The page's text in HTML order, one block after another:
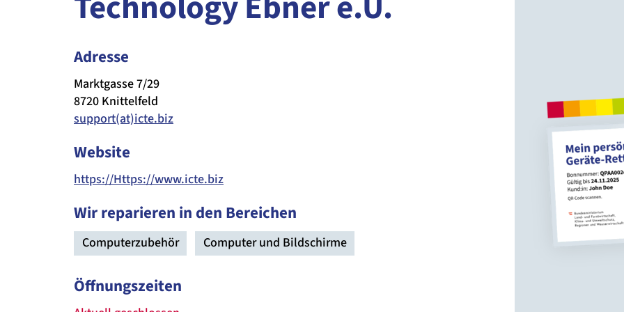
Adresse
Marktgasse 7/29
8720 Knittelfeld
support(at)icte.biz
Website
https://Https://www.icte.biz
Wir reparieren in den Bereichen
Computerzubehör Computer und Bildschirme
Öffnungszeiten